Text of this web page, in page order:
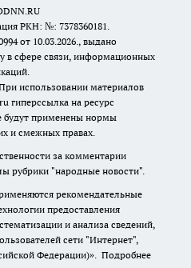
РКН: №: 7378360181.
от 10.03.2026., выдано
в сфере связи, информационных
использовании материалов
гиперссылка на ресурс
будут применены нормы
и смежных правах.
за комментарии
рубрики "народные новости".
рекомендательные
предоставления
и анализа сведений,
сети "Интернет",
Федерации)». Подробнее